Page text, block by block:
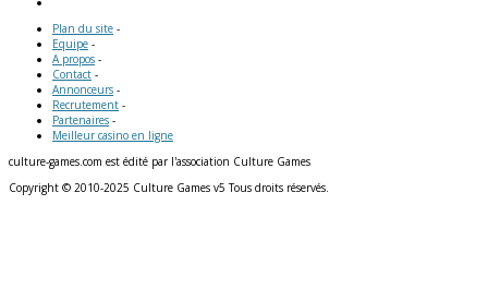
Plan du site -
Equipe -
A propos -
Contact -
Annonceurs -
Recrutement -
Partenaires -
Meilleur casino en ligne
culture-games.com est édité par l'association Culture Games
Copyright © 2010-2025 Culture Games v5 Tous droits réservés.